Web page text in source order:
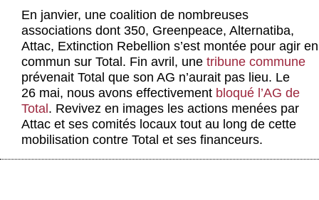
Actus et médias
Boutique
En janvier, une coalition de nombreuses
associations dont 350, Greenpeace, Alternatiba,
Attac, Extinction Rebellion s’est montée pour agir en
commun sur Total. Fin avril, une tribune commune
prévenait Total que son AG n’aurait pas lieu. Le
26 mai, nous avons effectivement bloqué l’AG de
Total . Revivez en images les actions menées par
Attac et ses comités locaux tout au long de cette
mobilisation contre Total et ses financeurs.